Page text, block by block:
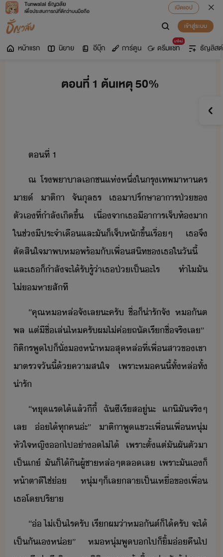
Tunwalai ธัญวลัย
เพื่อประสบการณ์ที่ดีกว่าบนมือถือ
เปิดแอป
เข้าสู่ระบบ
หน้าแรก นิยาย อีบุ๊ก การ์ตูน
มาใหม่
ดรีมแชท ธัญลิสต์
ตอนที่ 1 ต้นเหตุ 50%
ตที่​ ​1
ณ​ ​โรพาาล​เช​แห่หึ​่​ใ​รุเทพ​าหา​คร​
​า์​ ​าติ​า​ ​จั​ุลธร​ ​เธ​าป​รึ​ษา​าารป่​ข​
ตัเ​ที่​ำลั​เิขึ้​ ​เื่จา​เธ​ี​าาร​เจ็ท้​า​
ใ​ช่​ี​ประจำเื​และ​ั​็​เจ็​หั​ขึ้​เรื่ๆ​ ​เธ​จึ​
ตัสิใจ​า​พ​ห​พร้ั​เพื่สิท​ข​เธ​ใ​ัี้​ ​
และ​เธ​็​ำลัจะ​ไ้รั​รู้​่า​เธ​ป่​เป็​ะไร​ ​ทำไ​ั​
ไ่​หา​สัที
“​คุณห​หล่​จั​เล​ะ​ครั​ ​ชื่​็​่ารั​จั​ ​หัต​
พล​ ​แต่​ีชื่​เล่​ไห​ครัผ​ไ่​ค่​ถั​เรีชื่​จริ​เล​”​ ​
ิติร​พู​ไป​็​ั่​ห้า​ห​สุ​หล่​ที่​เพื่​สา​ข​เขา​
าตร​จ​ัี้​้​คาสใจ​ ​เพราะ​ห​ค​ี้​ทั้​หล่​ทั้​
่ารั
“​หุ​แร​ไ้​แล้​ี​ี้​ ​ฉั​ซีเรีส​ู่​ะ​ ​แิ​ั​จริๆ​
เล​ ​่​ไ้​ทุค​่ะ​”​ ​าติ​า​พู​แขะ​เพื่​เพื่​หุ่​
หัใจ​หญิ​​ไป​่า​​ไ่ไ้​ ​เพราะ​ตั้แต่​ั​ผั​ตั​า​
เป็​เ์​ ​ั​็ไ้​ิ​ผู้ชา​หล่​ๆ​ตล​เล​ ​เพราะ​ั​เ​็​
ห้าตา​ี​ใช่​่​ ​หุ่​ๆ​็​เล​ลาเป็​เหื่​ข​เพื่​
เธ​โปริา
“​่​ ​ไ่เป็ไร​ครั​ ​เรี​ผ​่า​หัต​์​็ไ้​ครั​ ​จะ​ไ้​
เป็ัเ​ห่​”​ ​ห​หุ่​พู​​ไป​็​ิ้​่​คื​ไป​